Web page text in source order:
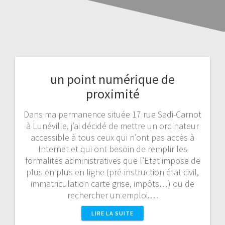
un point numérique de
proximité
Dans ma permanence située 17 rue Sadi-Carnot
à Lunéville, j’ai décidé de mettre un ordinateur
accessible à tous ceux qui n’ont pas accès à
Internet et qui ont besoin de remplir les
formalités administratives que l’Etat impose de
plus en plus en ligne (pré-instruction état civil,
immatriculation carte grise, impôts…) ou de
rechercher un emploi.…
LIRE LA SUITE